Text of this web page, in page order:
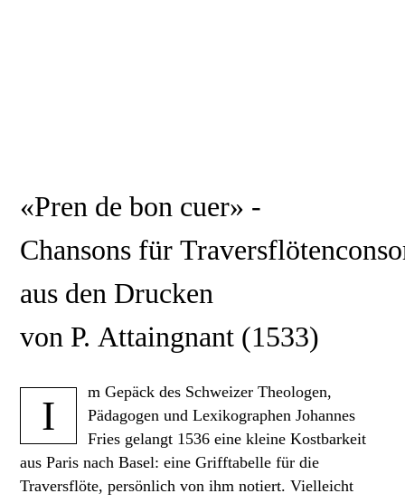
«Pren de bon cuer» -
Chansons für
aus den Drucken
von P. Attaingnant (1533)
I
m Gepäck des Schweizer Theologen,
Pädagogen und Lexikographen Johannes
Fries gelangt 1536 eine kleine Kostbarkeit
aus Paris nach Basel: eine Grifftabelle für die
Traversflöte, persönlich von ihm notiert. Vielleicht